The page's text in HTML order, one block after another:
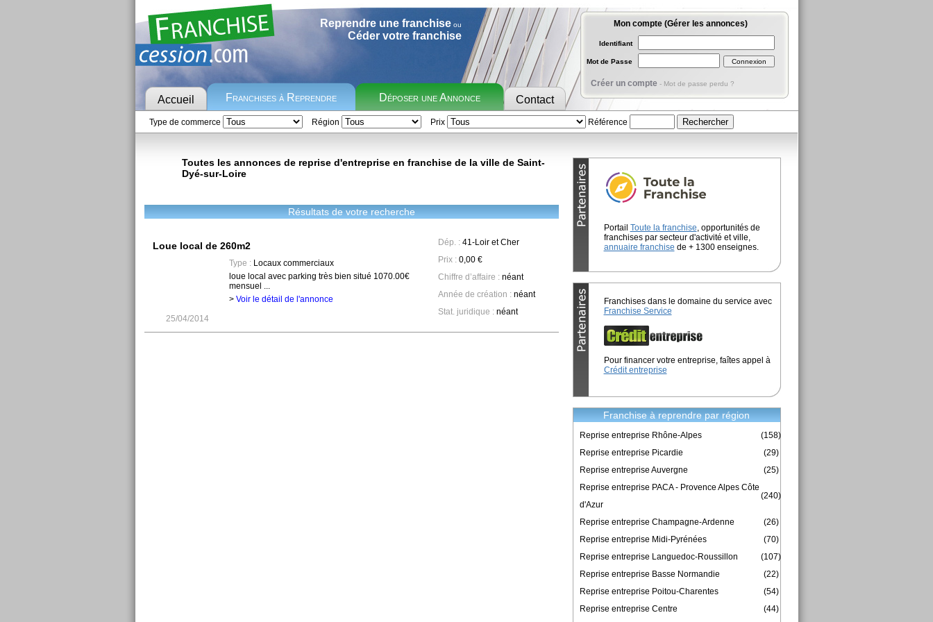
Reprendre une franchiseou
Céder votre franchise
Accueil Franchises à Reprendre Déposer une Annonce Contact
Mon compte (Gérer les annonces)
Identifiant
Mot de Passe
Créer un compte - Mot de passe perdu ?
Type de commerce Région Prix Référence
Toutes les annonces de reprise d'entreprise en franchise de la ville de Saint-
Dyé-sur-Loire
Résultats de votre recherche
Loue local de 260m2 Dép. :41-Loir et Cher
Prix :0,00 €
Chiffre d’affaire :néant
Année de création :néant
Stat. juridique :néant
25/04/2014
Type :Locaux commerciaux
loue local avec parking très bien situé 1070.00€
mensuel ...
> Voir le détail de l'annonce
Portail Toute la franchise, opportunités de
franchises par secteur d'activité et ville,
annuaire franchise de + 1300 enseignes.
Franchises dans le domaine du service avec
Franchise Service
Pour financer votre entreprise, faîtes appel à
Crédit entreprise
Franchise à reprendre par région
Reprise entreprise Rhône-Alpes
(158)
Reprise entreprise Picardie
(29)
Reprise entreprise Auvergne
(25)
Reprise entreprise PACA - Provence Alpes Côte
d'Azur
(240)
Reprise entreprise Champagne-Ardenne
(26)
Reprise entreprise Midi-Pyrénées
(70)
Reprise entreprise Languedoc-Roussillon
(107)
Reprise entreprise Basse Normandie
(22)
Reprise entreprise Poitou-Charentes
(54)
Reprise entreprise Centre
(44)